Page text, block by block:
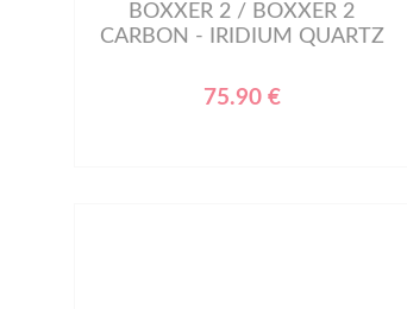
BOXXER 2 / BOXXER 2
CARBON - IRIDIUM QUARTZ
75.90 €